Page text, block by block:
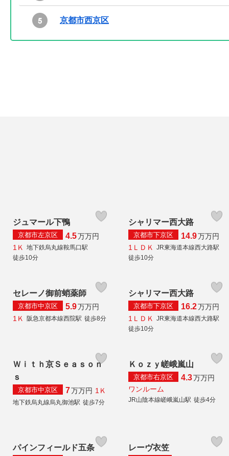
京都市西京区
ジュマール下鴨
京都市左京区 4.5万万円
1Ｋ
地下鉄烏丸線鞍馬口駅
徒歩10分
シャリマー西大路
京都市下京区 14.9万万円
1ＬＤＫ
JR東海道本線西大路駅
徒歩10分
セレーノ御前蛸薬師
京都市中京区 5.9万万円
1Ｋ
阪急京都本線西院駅 徒歩8分
シャリマー西大路
京都市下京区 16.2万万円
1ＬＤＫ
JR東海道本線西大路駅
徒歩10分
Ｗｉｔｈ京Ｓｅａｓｏｎ
ｓ
京都市中京区 7万万円 1Ｋ
地下鉄烏丸線烏丸御池駅 徒歩7分
Ｋｏｚｙ嵯峨嵐山
京都市右京区 4.3万万円
ワンルーム
JR山陰本線嵯峨嵐山駅 徒歩4分
パインフィールド五条 レーヴ衣笠